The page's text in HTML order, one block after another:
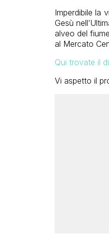
Imperdibile la
Gesù
alveo del
al Mercato
Qui trovate il
Vi aspetto il